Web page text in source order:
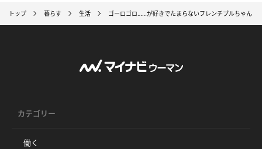
トップ 暮らす 生活 ゴーロゴロ……が好きでたまらないフレンチブルちゃん♪
カテゴリー
働く